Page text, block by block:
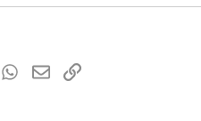
WhatsApp
E-MailLink